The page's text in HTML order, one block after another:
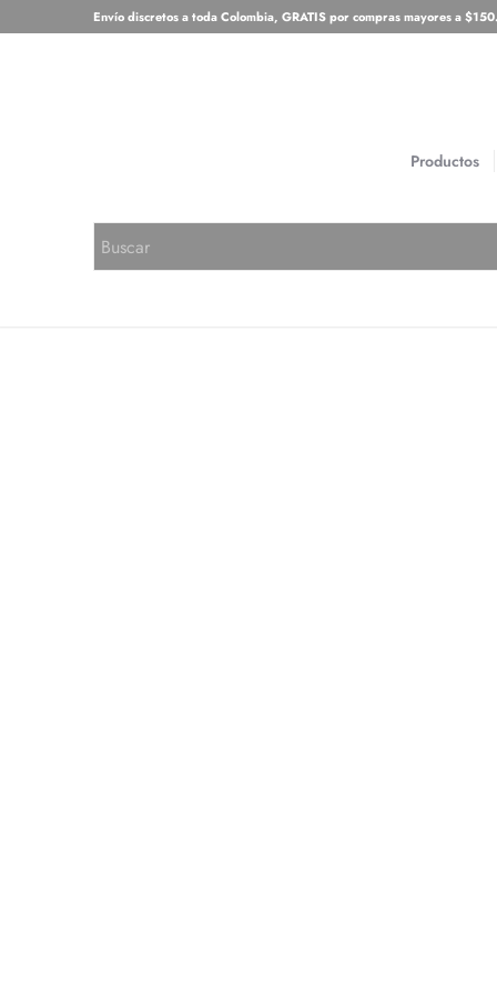
Envío discretos a toda Colombia, GRATIS por compras mayores a
Productos